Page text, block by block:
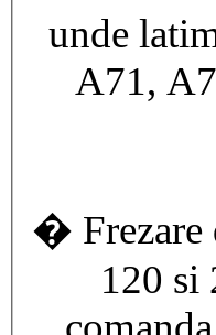
unde
A71,
� Frezare
120 si